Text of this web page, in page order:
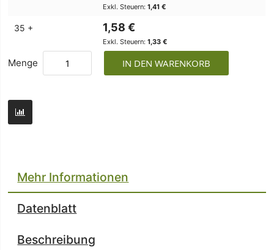
1,41 €
35 + 1,58 €
1,33 €
Menge IN DEN WARENKORB
Mehr Informationen
Datenblatt
Beschreibung